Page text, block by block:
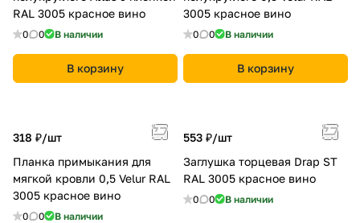
RAL 3005 красное вино
0 0 В наличии
В корзину
3005 красное вино
0 0 В наличии
В корзину
318 ₽/шт
Планка примыкания для
мягкой кровли 0,5 Velur RAL
3005 красное вино
0 0 В наличии
553 ₽/шт
Заглушка торцевая Drap ST
RAL 3005 красное вино
0 0 В наличии